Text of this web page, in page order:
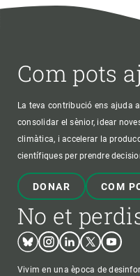
Com pots
La teva contribució ens ajuda
consolidar el sènior, idear
climàtica, i accelerar la
científiques per prendre
DONAR COM
No et
BlueskyInstagram
LinkedinTwitterYoutube
Vivim en una època de